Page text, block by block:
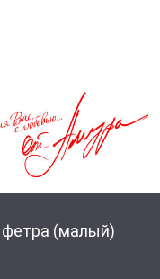
фетра (малый)